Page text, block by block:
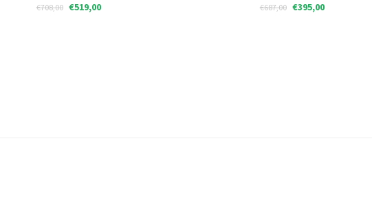
€708,00 €519,00 €687,00 €395,00